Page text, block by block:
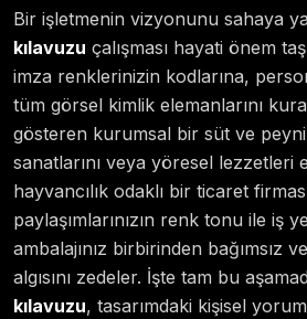
Bir işletmenin vizyonunu sahaya
kılavuzu çalışması hayati önem
imza renklerinizin kodlarına,
tüm görsel kimlik elemanlarını
gösteren kurumsal bir süt ve
sanatlarını veya yöresel lezzetleri
hayvancılık odaklı bir ticaret
paylaşımlarınızın renk tonu ile
ambalajınız birbirinden
algısını zedeler. İşte tam bu
kılavuzu, tasarımdaki kişisel